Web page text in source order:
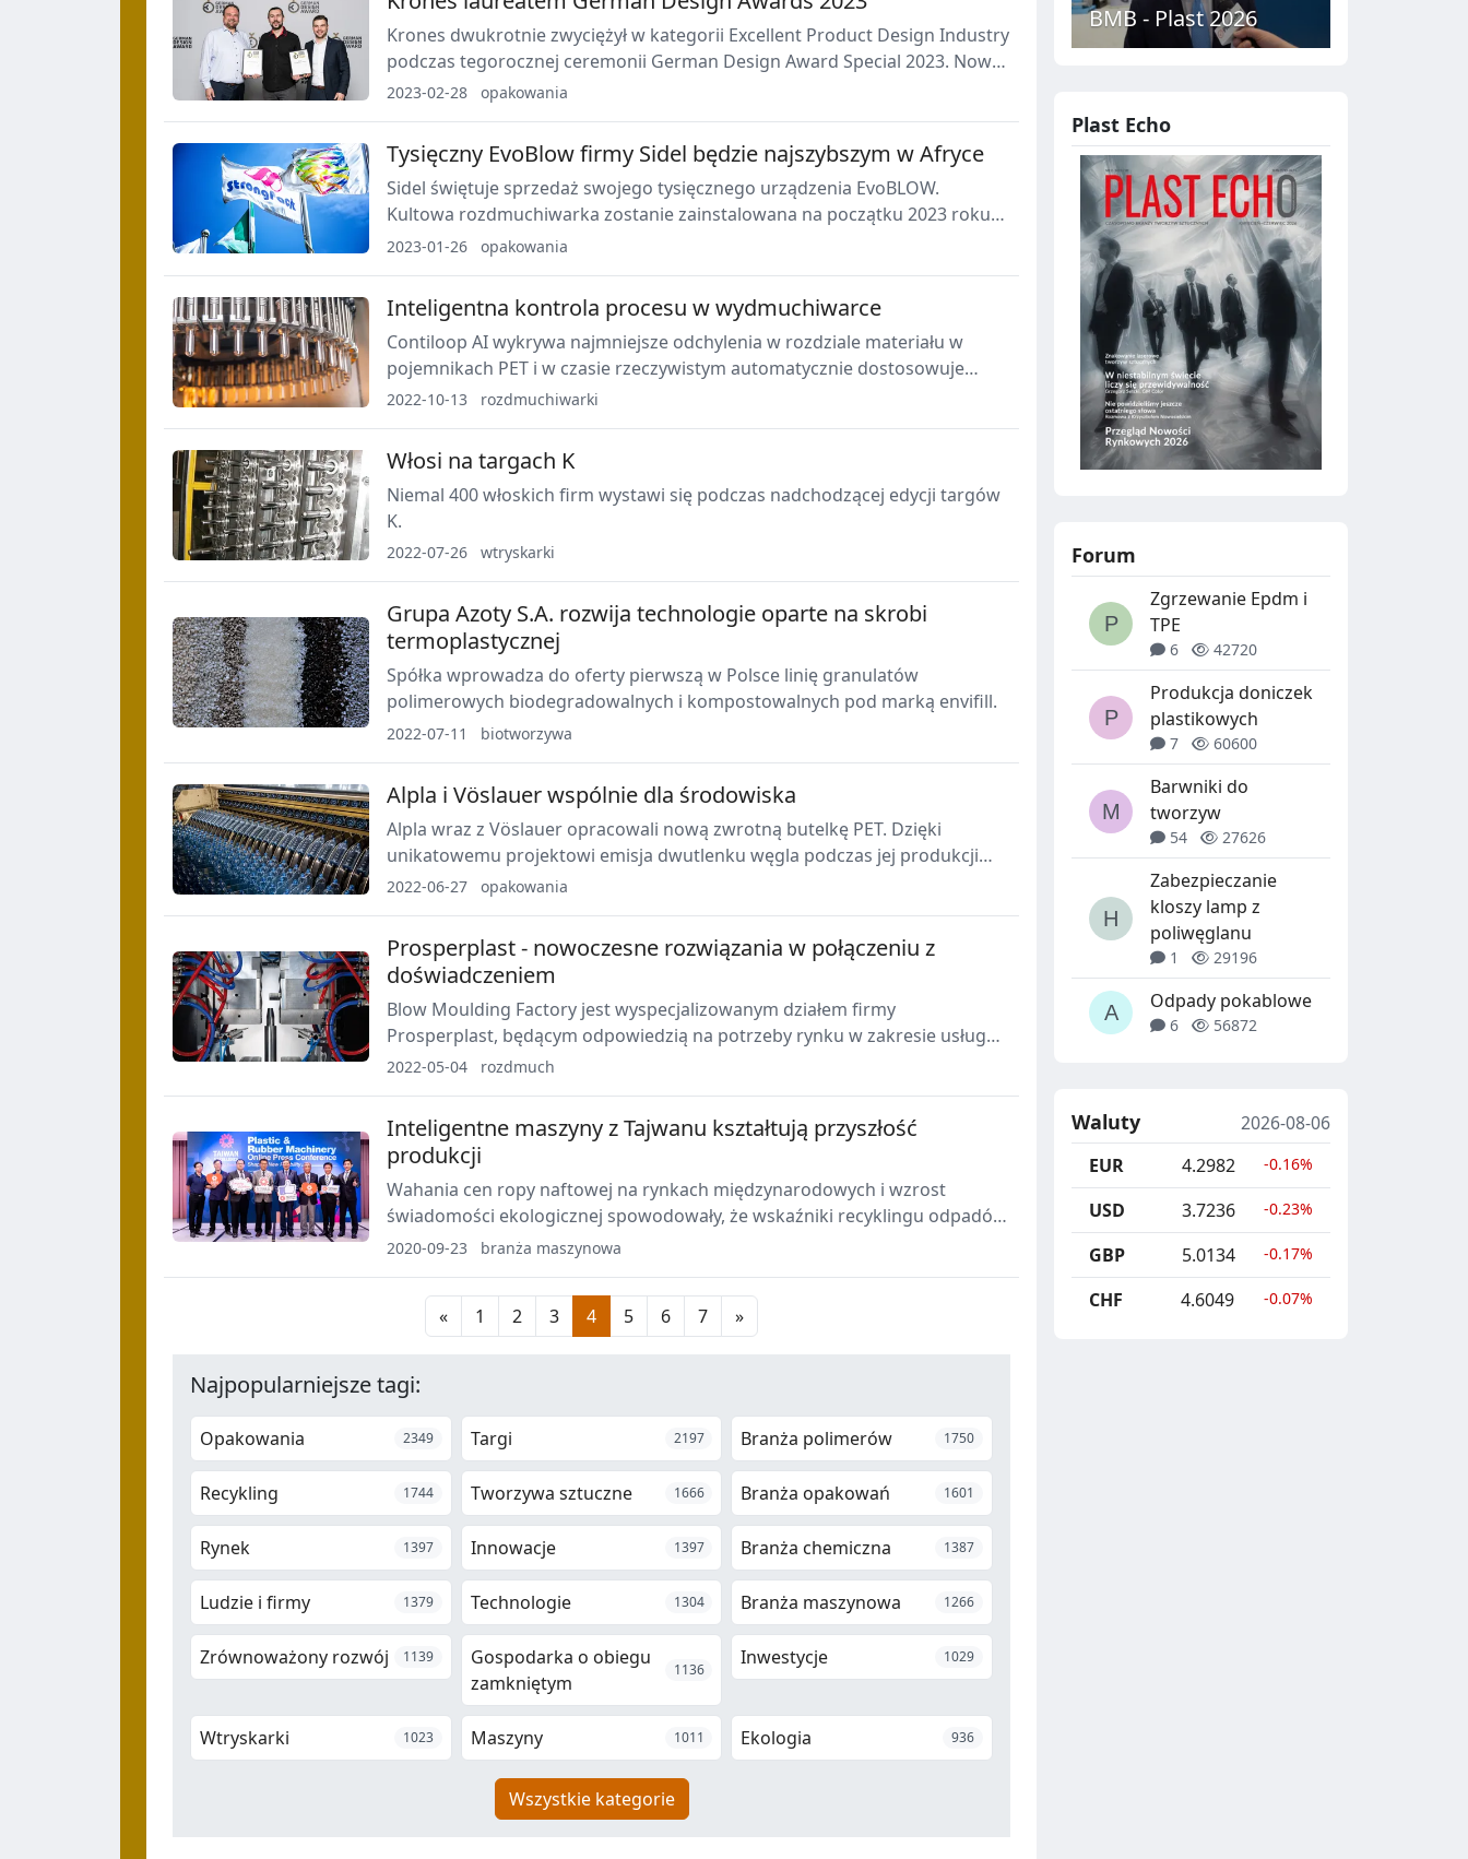
Krones dwukrotnie zwyciężył w kategorii Excellent Product Design Industry
podczas tegorocznej ceremonii German Design Award Special 2023. Nowa
generacja wydmuchiwarki Contiform i system robotów mobilnych "Mobile
projektowe
2023-02-28 opakowania
Tysięczny EvoBlow firmy Sidel będzie najszybszym w Afryce
Sidel świętuje sprzedaż swojego tysięcznego urządzenia EvoBLOW.
Kultowa rozdmuchiwarka zostanie zainstalowana na początku 2023 roku
jako część linii wysokiej prędkości dla wody w butelkach PET w zakładzie
2023-01-26 opakowania
Inteligentna kontrola procesu w wydmuchiwarce
Contiloop AI wykrywa najmniejsze odchylenia w rozdziale materiału w
pojemnikach PET i w czasie rzeczywistym automatycznie dostosowuje
kluczowe parametry procesu wydmuchu.
2022-10-13 rozdmuchiwarki
Włosi na targach K
Niemal 400 włoskich firm wystawi się podczas nadchodzącej edycji targów
K.
2022-07-26 wtryskarki
Grupa Azoty S.A. rozwija technologie oparte na skrobi
termoplastycznej
Spółka wprowadza do oferty pierwszą w Polsce linię granulatów
polimerowych biodegradowalnych i kompostowalnych pod marką envifill.
2022-07-11 biotworzywa
Alpla i Vöslauer wspólnie dla środowiska
Alpla wraz z Vöslauer opracowali nową zwrotną butelkę PET. Dzięki
unikatowemu projektowi emisja dwutlenku węgla podczas jej produkcji
zmniejszona została aż o 30%, a wagę opakowania ograniczono o prawie
2022-06-27 opakowania
Prosperplast - nowoczesne rozwiązania w połączeniu z
doświadczeniem
Blow Moulding Factory jest wyspecjalizowanym działem firmy
Prosperplast, będącym odpowiedzią na potrzeby rynku w zakresie usług
produkcyjnych w technologii blow moulding.
2022-05-04 rozdmuch
Inteligentne maszyny z Tajwanu kształtują przyszłość
produkcji
Wahania cen ropy naftowej na rynkach międzynarodowych i wzrost
świadomości ekologicznej spowodowały, że wskaźniki recyklingu odpadów
tworzywowych stały się najważniejszą kwestią dla przyszłości przemysłu
2020-09-23 branża maszynowa
« 1 2 3 4 5 6 7 »
Najpopularniejsze tagi:
Opakowania 2349 Targi 2197 Branża polimerów 1750
Recykling 1744 Tworzywa sztuczne 1666 Branża opakowań 1601
Rynek 1397 Innowacje 1397 Branża chemiczna 1387
Ludzie i firmy 1379 Technologie 1304 Branża maszynowa 1266
Zrównoważony rozwój 1139
Gospodarka o obiegu
zamkniętym
1136
Inwestycje 1029
Wtryskarki 1023 Maszyny 1011 Ekologia 936
Wszystkie kategorie
BMB - Plast 2026
Plast Echo
Forum
Zgrzewanie Epdm i
TPE
6 42720
Produkcja doniczek
plastikowych
7 60600
Barwniki do
tworzyw
54 27626
Zabezpieczanie
kloszy lamp z
poliwęglanu
1 29196
Odpady pokablowe
6 56872
Waluty
2026-08-06
EUR
4.2982 -0.16%
USD 3.7236 -0.23%
GBP 5.0134 -0.17%
CHF 4.6049 -0.07%